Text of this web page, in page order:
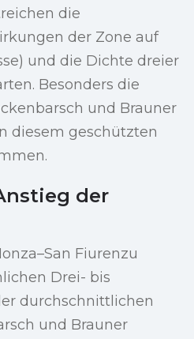
die
der Zone auf
und die Dichte dreier
Besonders die
und Brauner
diesem geschützten
der
Fiurenzu
Drei- bis
durchschnittlichen
und Brauner